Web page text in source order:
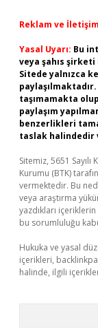
Reklam ve
Yasal Uyarı: Bu
veya şahıs
Sitede yalnızca
taşımamakta
paylaşım
benzerlikleri
taslak halindedir
Sitemiz, 5651
Kurumu (BTK)
vermektedir. Bu
veya araştırma
yazdıkları
bu sorumluluğu
Hukuka ve yasal
içerikleri,
halinde, ilgili